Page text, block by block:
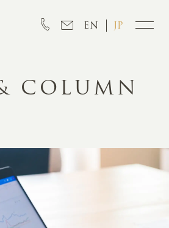
EN JP
COLUMN